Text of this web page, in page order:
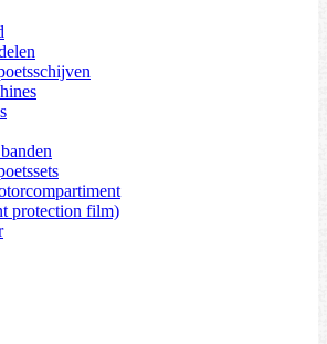
protection film)